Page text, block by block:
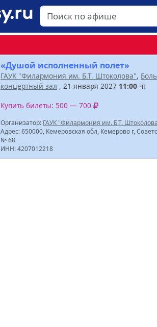
«Душой исполненный полет»
ГАУК "Филармония им. Б.Т. Штоколова",
концертный зал , 21 января 2027 11:00 чт
Купить билеты: 500 — 700
Организатор: ГАУК "Филармония им. Б.Т.
Адрес: 650000, Кемеровская обл, Кемерово г,
№ 68
ИНН: 4207012218